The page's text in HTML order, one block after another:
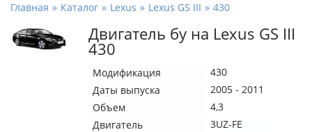
Главная Каталог Lexus Lexus GS III 430
Двигатель бу на Lexus GS III
430
Модификация
430
Даты выпуска
2005 - 2011
Объем
4,3
Двигатель
3UZ-FE